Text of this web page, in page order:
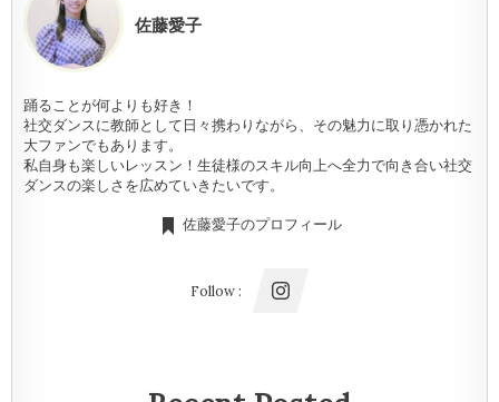
佐藤愛子
踊ることが何よりも好き！
社交ダンスに教師として日々携わりながら、その魅力に取り憑かれた
大ファンでもあります。
私自身も楽しいレッスン！生徒様のスキル向上へ全力で向き合い社交
ダンスの楽しさを広めていきたいです。
佐藤愛子のプロフィール
Follow :